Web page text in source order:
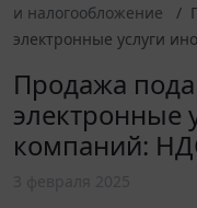
и налогообложение
электронные услуги
Продажа
электронные
компаний: